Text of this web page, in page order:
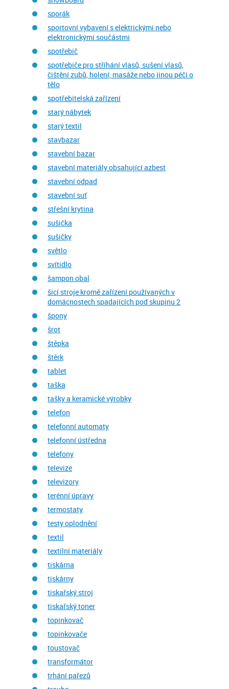
sporák
sportovní vybavení s elektrickými nebo
elektronickými součástmi
spotřebič
spotřebiče pro stříhání vlasů, sušení vlasů,
čištění zubů, holení, masáže nebo jinou péči o
tělo
spotřebitelská zařízení
starý nábytek
starý textil
stavbazar
stavební bazar
stavební materiály obsahující azbest
stavební odpad
stavební suť
střešní krytina
sušička
sušičky
světlo
svítidlo
šampon obal
šicí stroje kromě zařízení používaných v
domácnostech spadajících pod skupinu 2
špony
šrot
štěpka
štěrk
tablet
taška
tašky a keramické výrobky
telefon
telefonní automaty
telefonní ústředna
telefony
televize
televizory
terénní úpravy
termostaty
testy oplodnění
textil
textilní materiály
tiskárna
tiskárny
tiskařský stroj
tiskařský toner
topinkovač
topinkovače
toustovač
transformátor
trhání pařezů